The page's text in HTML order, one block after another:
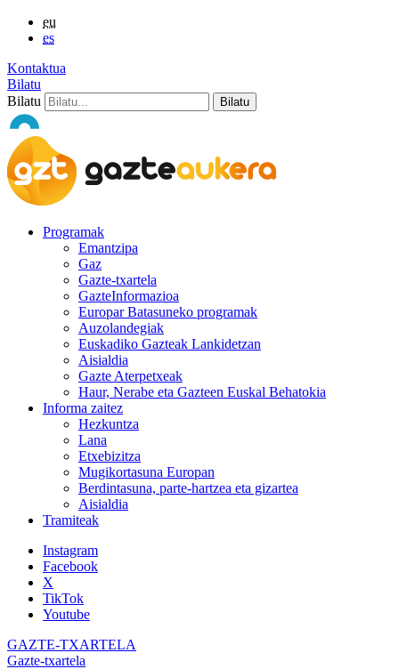
eu
es
Kontaktua
Bilatu
Bilatu
Programak
Emantzipa
Gaz
Gazte-txartela
GazteInformazioa
Europar Batasuneko programak
Auzolandegiak
Euskadiko Gazteak Lankidetzan
Aisialdia
Gazte Aterpetxeak
Haur, Nerabe eta Gazteen Euskal Behatokia
Informa zaitez
Hezkuntza
Lana
Etxebizitza
Mugikortasuna Europan
Berdintasuna, parte-hartzea eta gizartea
Aisialdia
Tramiteak
Instagram
Facebook
X
TikTok
Youtube
GAZTE-TXARTELA
Gazte-txartela